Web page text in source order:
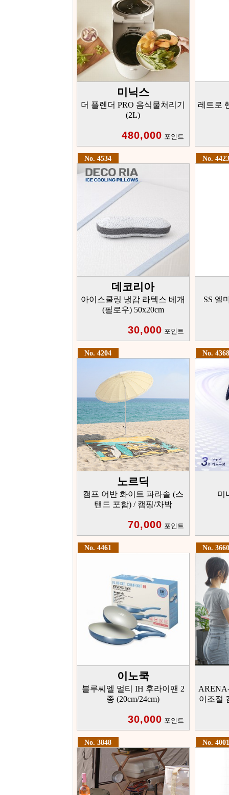
미닉스
더 플렌더 PRO 음식물처리기
(2L)
480,000 포인트
레트로
No. 4534
데코리아
아이스쿨링 냉감 라텍스 베개
(필로우) 50x20cm
30,000 포인트
No. 4423
SS 엘
No. 4204
노르딕
캠프 어반 화이트 파라솔 (스
탠드 포함) / 캠핑/차박
70,000 포인트
No. 4368
미
No. 4461
이노쿡
블루씨엘 멀티 IH 후라이팬 2
종 (20cm/24cm)
30,000 포인트
No. 3660
이조절
No. 3848 No. 4001